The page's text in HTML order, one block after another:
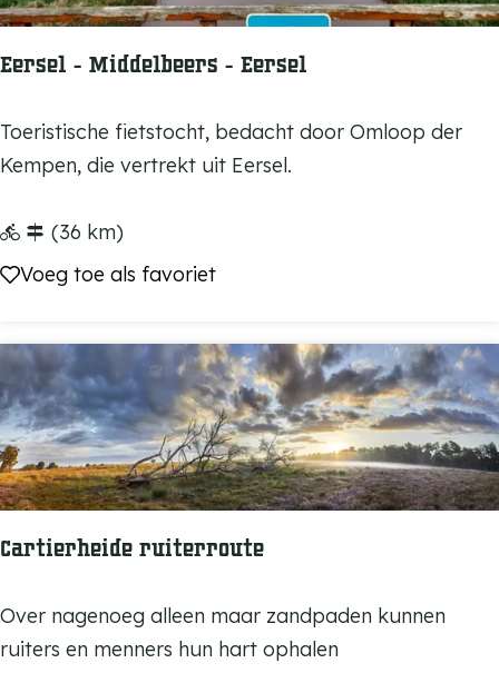
o
r
u
t
G
r
o
m
e
e
r
Eersel - Middelbeers - Eersel
E
e
s
e
M
i
d
d
e
b
e
r
Toeristische fietstocht, bedacht door Omloop der
Kempen, die vertrekt uit Eersel.
(36 km)
Voeg toe als favoriet
Voeg toe als favoriet
Cartierheide ruiterroute
C
a
Over nagenoeg alleen maar zandpaden kunnen
ruiters en menners hun hart ophalen